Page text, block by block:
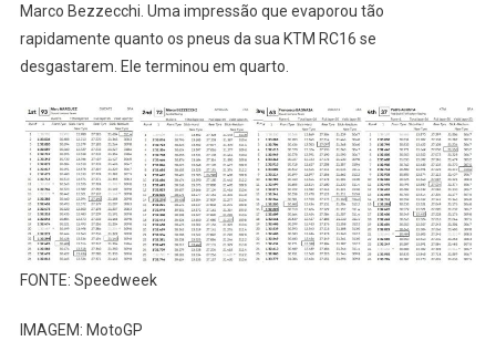
Marco Bezzecchi. Uma impressão que evaporou tão
rapidamente quanto os pneus da sua KTM RC16 se
desgastarem. Ele terminou em quarto.
FONTE: Speedweek
IMAGEM: MotoGP